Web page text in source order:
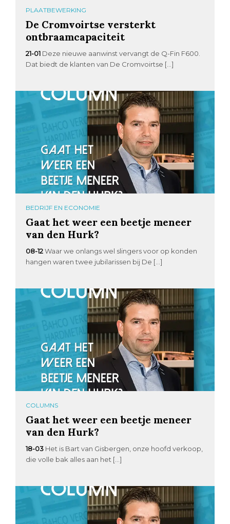
PLAATBEWERKING
De Cromvoirtse versterkt
ontbraamcapaciteit
21-01 Deze nieuwe aanwinst vervangt de Q-Fin F600.
Dat biedt de klanten van De Cromvoirtse […]
BEDRIJF EN ECONOMIE
Gaat het weer een beetje meneer
van den Hurk?
08-12 Waar we onlangs wel slingers voor op konden
hangen waren twee jubilarissen bij De […]
COLUMNS
Gaat het weer een beetje meneer
van den Hurk?
18-03 Het is Bart van Gisbergen, onze hoofd verkoop,
die volle bak alles aan het […]